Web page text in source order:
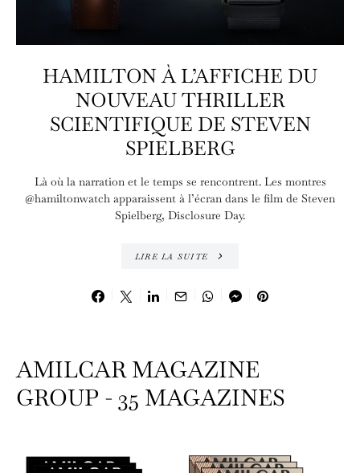
HAMILTON À L’AFFICHE DU
NOUVEAU THRILLER
SCIENTIFIQUE DE STEVEN
SPIELBERG
Là où la narration et le temps se rencontrent. Les montres
@hamiltonwatch apparaissent à l’écran dans le film de Steven
Spielberg, Disclosure Day.
LIRE LA SUITE
AMILCAR MAGAZINE
GROUP - 35 MAGAZINES